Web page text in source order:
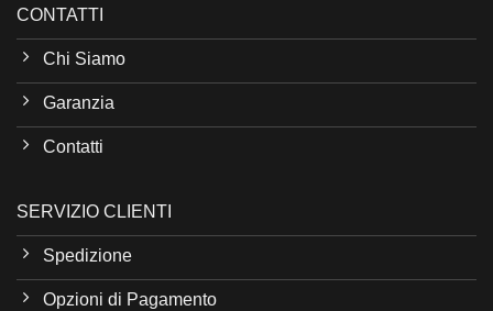
CONTATTI
Chi Siamo
Garanzia
Contatti
SERVIZIO CLIENTI
Spedizione
Opzioni di Pagamento